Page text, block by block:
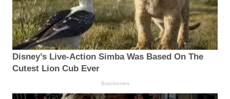
Disney’s Live-Action Simba Was Based On The
Cutest Lion Cub Ever
Brainberries